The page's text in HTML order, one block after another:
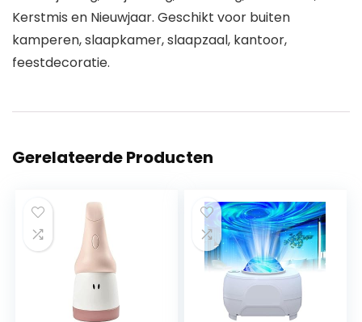
Kerstmis en Nieuwjaar. Geschikt voor buiten
kamperen, slaapkamer, slaapzaal, kantoor,
feestdecoratie.
Gerelateerde Producten